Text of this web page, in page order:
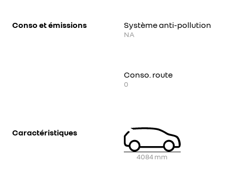
Conso et émissions Système anti-pollution
NA
Conso. route
0
Caractéristiques
4084mm